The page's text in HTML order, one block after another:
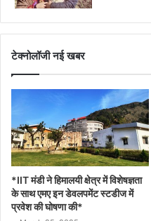
टेक्नोलॉजी नई खबर
*IIT मंडी ने हिमालयी क्षेत्र में विशेषज्ञता
के साथ एमए इन डेवलपमेंट स्टडीज में
प्रवेश की घोषणा की*